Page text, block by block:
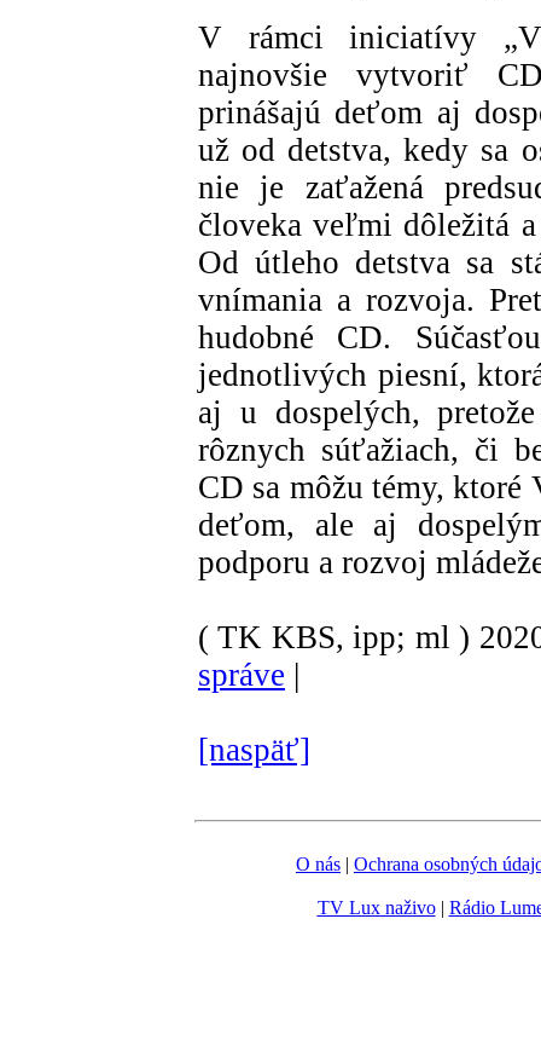
V rámci iniciatívy
najnovšie vytvoriť
prinášajú deťom aj
už od detstva, kedy sa
nie je zaťažená
človeka veľmi dôležitá
Od útleho detstva sa
vnímania a rozvoja.
hudobné CD.
jednotlivých piesní,
aj u dospelých,
rôznych súťažiach, či
CD sa môžu témy,
deťom, ale aj
podporu a rozvoj
( TK KBS, ipp; ml )
správe |
[naspäť]
O nás | Ochrana osobných
TV Lux naživo| Rádio